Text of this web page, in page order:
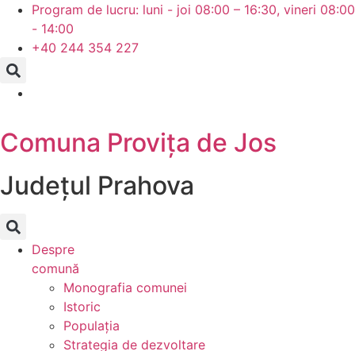
Skip
content
Program de lucru: luni - joi 08:00 – 16:30, vineri 08:00
- 14:00
+40 244 354 227
Comuna Provița de Jos
Județul Prahova
Despre
comună
Monografia comunei
Istoric
Populația
Strategia de dezvoltare